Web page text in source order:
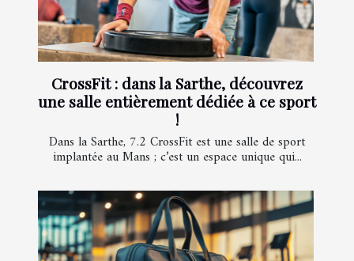
CrossFit : dans la Sarthe, découvrez
une salle entièrement dédiée à ce sport
!
Dans la Sarthe, 7.2 CrossFit est une salle de sport
implantée au Mans ; c’est un espace unique qui...